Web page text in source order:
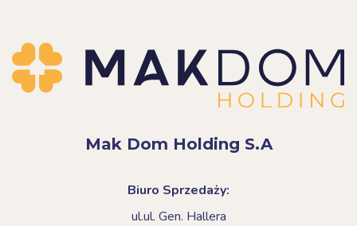
Mak Dom Holding S.A
Biuro Sprzedaży:
ul.ul. Gen. Hallera